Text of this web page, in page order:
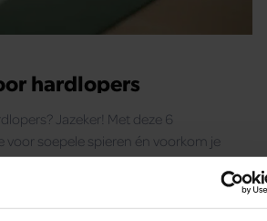
hardlopers
Jazeker! Met deze 6
dus.